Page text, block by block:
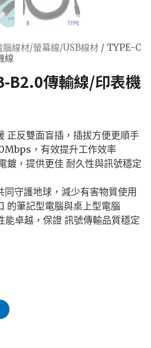
腦線材/螢幕線/USB線材 / TYPE-C
線
B2.0傳輸線/印表機
正反雙面盲插，插拔方便更順手
，有效提升工作效率
鍍，提供更佳 耐久性與訊號穩定
同守護地球，減少有害物質使用
的筆記型電腦與桌上型電腦
能卓越，保證 訊號傳輸品質穩定